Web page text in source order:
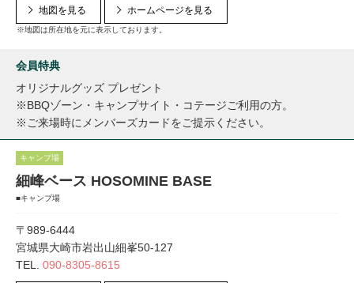
地図を見る
※地図は所在地を元に表示しております。
ホームページを見る
会員特典
オリジナルグッズ プレゼント
※BBQゾーン・キャンプサイト・コテージご利用の方。
※ご来場時にメンバーズカードをご提示ください。
キャンプ場
細峰ベース HOSOMINE BASE
■キャンプ場
〒989-6444
宮城県大崎市岩出山細峯50-127
TEL. 090-8305-8615